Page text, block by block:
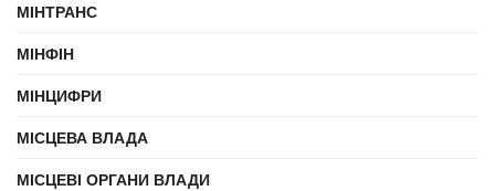
МІНТРАНС
МІНФІН
МІНЦИФРИ
МІСЦЕВА ВЛАДА
МІСЦЕВІ ОРГАНИ ВЛАДИ